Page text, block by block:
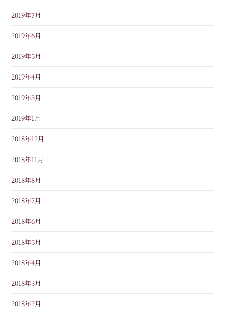
2019年7月
2019年6月
2019年5月
2019年4月
2019年3月
2019年1月
2018年12月
2018年11月
2018年8月
2018年7月
2018年6月
2018年5月
2018年4月
2018年3月
2018年2月